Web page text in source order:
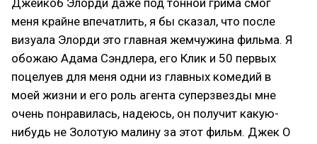
Джейкоб Элорди даже под тонной грима смог
меня крайне впечатлить, я бы сказал, что после
визуала Элорди это главная жемчужина фильма. Я
обожаю Адама Сэндлера, его Клик и 50 первых
поцелуев для меня одни из главных комедий в
моей жизни и его роль агента суперзвезды мне
очень понравилась, надеюсь, он получит какую-
нибудь не Золотую малину за этот фильм. Джек О